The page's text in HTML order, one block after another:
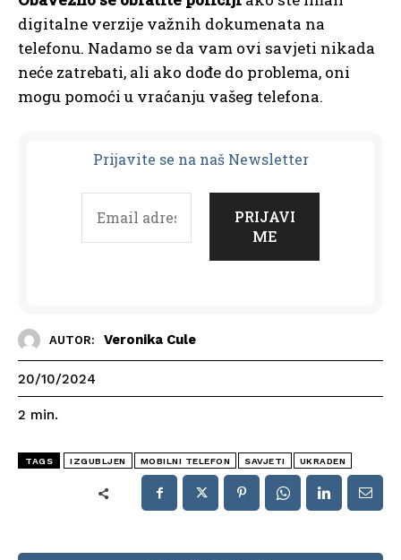
digitalne verzije važnih dokumenata na
telefonu. Nadamo se da vam ovi savjeti nikada
neće zatrebati, ali ako dođe do problema, oni
mogu pomoći u vraćanju vašeg telefona.
Prijavite se na naš Newsletter
AUTOR: Veronika Cule
20/10/2024
2 min.
TAGS IZGUBLJEN MOBILNI TELEFON SAVJETI UKRADEN